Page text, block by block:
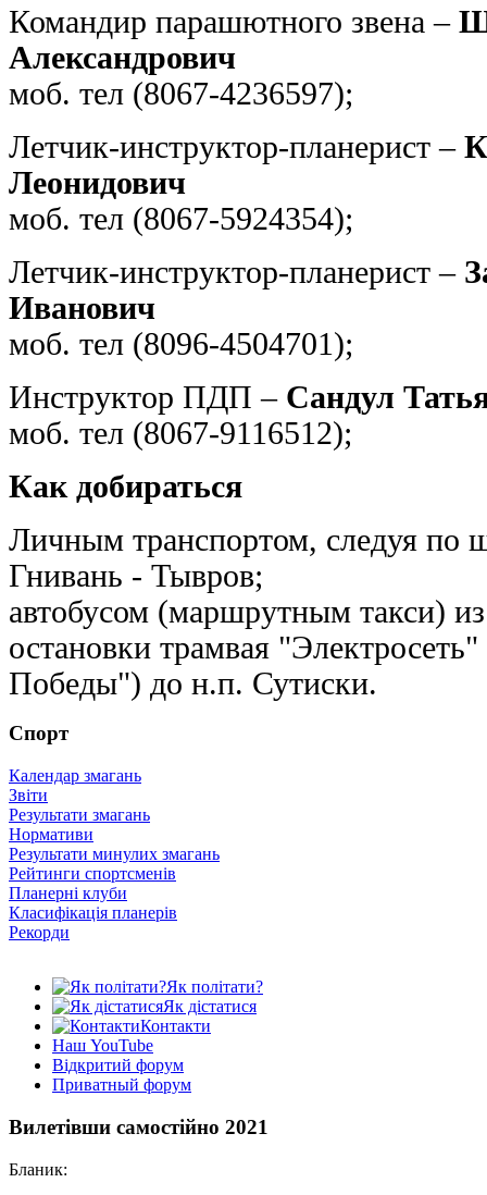
Командир парашютного звена –
Александрович
моб. тел (8067-4236597);
Летчик-инструктор-планерист –
Леонидович
моб. тел (8067-5924354);
Летчик-инструктор-планерист –
Иванович
моб. тел (8096-4504701);
Инструктор ПДП – Сандул
моб. тел (8067-9116512);
Как добираться
Личным транспортом, следуя по
Гнивань - Тывров;
автобусом (маршрутным такси)
остановки трамвая
Победы") до н.п. Сутиски.
Спорт
Календар змагань
Звіти
Результати змагань
Нормативи
Результати минулих змагань
Рейтинги спортсменів
Планерні клуби
Класифікація планерів
Рекорди
Як політати?
Як дістатися
Контакти
Наш YouTube
Відкритий форум
Приватный форум
Вилетівши самостійно 2021
Бланик: